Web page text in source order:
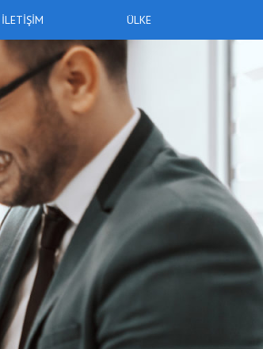
ILETIŞIM ÜLKE